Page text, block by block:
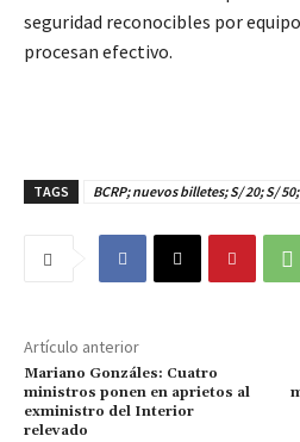
seguridad reconocibles por
procesan efectivo.
TAGS BCRP; nuevos billetes; S/ 20; S/
Artículo anterior
Mariano Gonzáles: Cuatro
ministros ponen en aprietos al
exministro del Interior
relevado